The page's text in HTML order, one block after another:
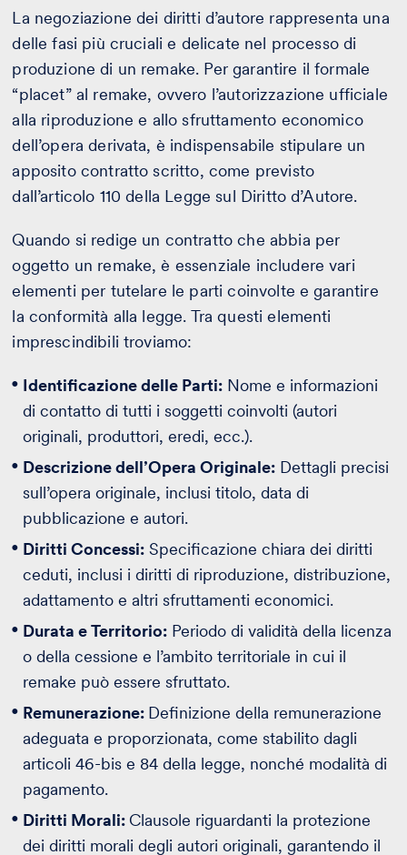
La negoziazione dei diritti d’autore rappresenta una
delle fasi più cruciali e delicate nel processo di
produzione di un remake. Per garantire il formale
“placet” al remake, ovvero l’autorizzazione ufficiale
alla riproduzione e allo sfruttamento economico
dell’opera derivata, è indispensabile stipulare un
apposito contratto scritto, come previsto
dall’articolo 110 della Legge sul Diritto d’Autore.
Quando si redige un contratto che abbia per
oggetto un remake, è essenziale includere vari
elementi per tutelare le parti coinvolte e garantire
la conformità alla legge. Tra questi elementi
imprescindibili troviamo:
Identificazione delle Parti: Nome e informazioni
di contatto di tutti i soggetti coinvolti (autori
originali, produttori, eredi, ecc.).
Descrizione dell’Opera Originale: Dettagli precisi
sull’opera originale, inclusi titolo, data di
pubblicazione e autori.
Diritti Concessi: Specificazione chiara dei diritti
ceduti, inclusi i diritti di riproduzione, distribuzione,
adattamento e altri sfruttamenti economici.
Durata e Territorio: Periodo di validità della licenza
o della cessione e l’ambito territoriale in cui il
remake può essere sfruttato.
Remunerazione: Definizione della remunerazione
adeguata e proporzionata, come stabilito dagli
articoli 46-bis e 84 della legge, nonché modalità di
pagamento.
Diritti Morali: Clausole riguardanti la protezione
dei diritti morali degli autori originali, garantendo il